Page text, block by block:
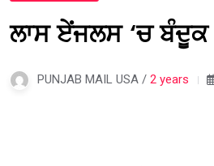
ਲਾਸ ਏਂਜਲਸ ‘ਚ ਬੰਦੂਕ
PUNJAB MAIL USA / 2 years